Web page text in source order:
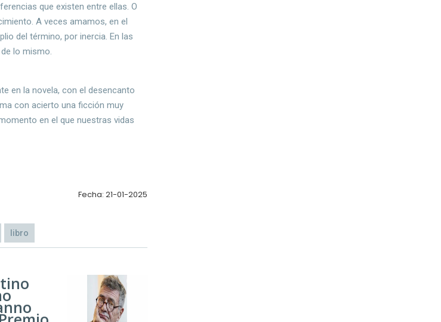
que existen entre ellas. O
A veces amamos, en el
del término, por inercia. En las
lo mismo.
en la novela, con el desencanto
con acierto una ficción muy
en el que nuestras vidas
Fecha: 21-01-2025
libro